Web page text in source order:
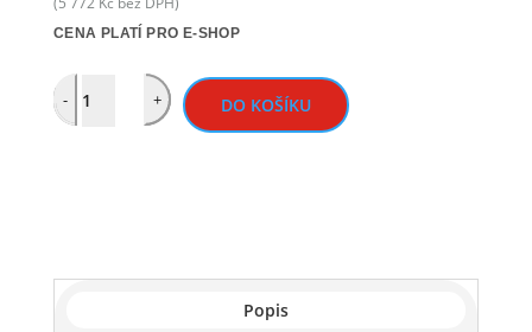
CENA PLATÍ PRO E-SHOP
Quantity
- + DO KOŠÍKU
Popis